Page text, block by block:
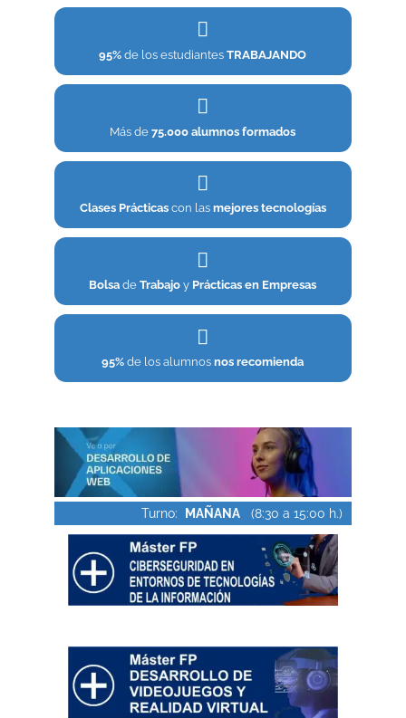
95% de los estudiantesTRABAJANDO
Más de 75.000 alumnos formados
Clases Prácticascon las mejores tecnologías
Bolsa deTrabajo y Prácticas en Empresas
95% de los alumnosnos recomienda
Turno: MAÑANA (8:30 a 15:00 h.)